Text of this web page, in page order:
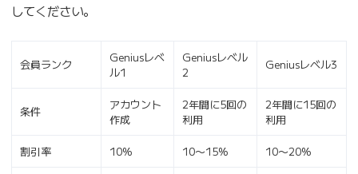
してください。
会員ランク
Geniusレベ
ル1
Geniusレベル
2
Geniusレベル3
条件
アカウント
作成
2年間に5回の
利用
2年間に15回の
利用
割引率 10% 10〜15% 10〜20%